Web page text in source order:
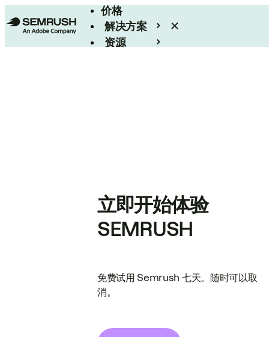
价格
解决方案
资源
立即开始体验
SEMRUSH
免费试用 Semrush 七天。随时可以取
消。